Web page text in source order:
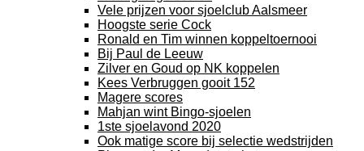
Vele prijzen voor sjoelclub Aalsmeer
Hoogste serie Cock
Ronald en Tim winnen koppeltoernooi
Bij Paul de Leeuw
Zilver en Goud op NK koppelen
Kees Verbruggen gooit 152
Magere scores
Mahjan wint Bingo-sjoelen
1ste sjoelavond 2020
Ook matige score bij selectie wedstrijden